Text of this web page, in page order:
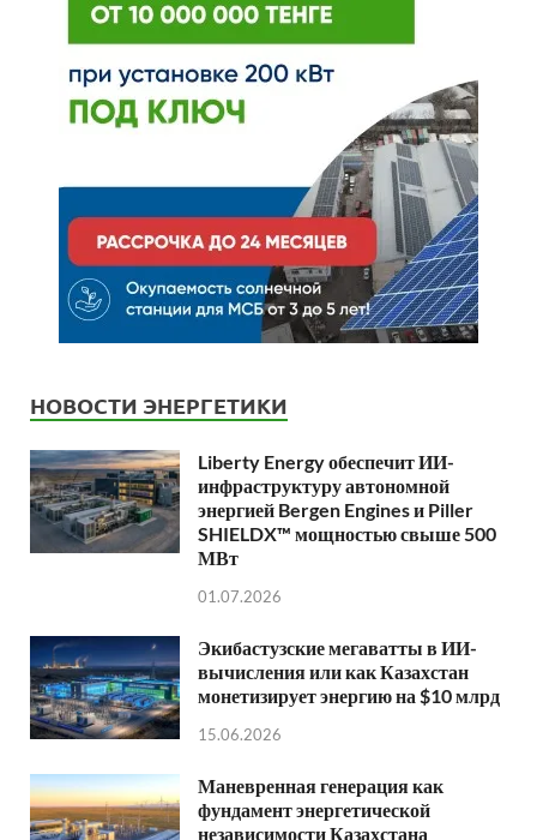
НОВОСТИ ЭНЕРГЕТИКИ
Liberty Energy обеспечит ИИ-
инфраструктуру автономной
энергией Bergen Engines и Piller
SHIELDX™ мощностью свыше 500
МВт
01.07.2026
Экибастузские мегаватты в ИИ-
вычисления или как Казахстан
монетизирует энергию на $10 млрд
15.06.2026
Маневренная генерация как
фундамент энергетической
независимости Казахстана